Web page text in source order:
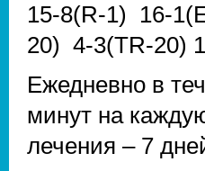
15-8(R-1) 16-
20) 4-3(TR-20)
Ежедневно в
минут на
лечения – 7